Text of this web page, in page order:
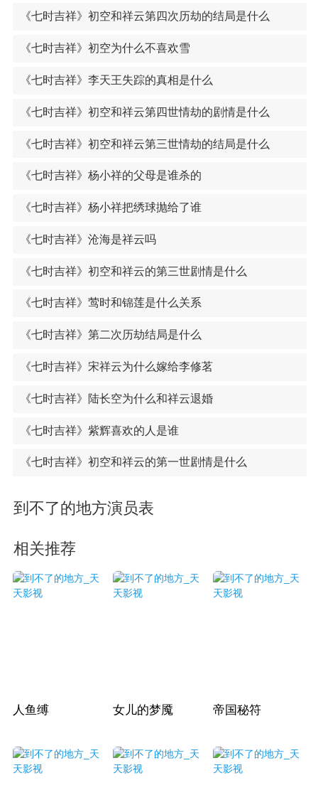
《七时吉祥》初空和祥云第四次历劫的结局是什么
《七时吉祥》初空为什么不喜欢雪
《七时吉祥》李天王失踪的真相是什么
《七时吉祥》初空和祥云第四世情劫的剧情是什么
《七时吉祥》初空和祥云第三世情劫的结局是什么
《七时吉祥》杨小祥的父母是谁杀的
《七时吉祥》杨小祥把绣球抛给了谁
《七时吉祥》沧海是祥云吗
《七时吉祥》初空和祥云的第三世剧情是什么
《七时吉祥》莺时和锦莲是什么关系
《七时吉祥》第二次历劫结局是什么
《七时吉祥》宋祥云为什么嫁给李修茗
《七时吉祥》陆长空为什么和祥云退婚
《七时吉祥》紫辉喜欢的人是谁
《七时吉祥》初空和祥云的第一世剧情是什么
到不了的地方演员表
相关推荐
人鱼缚 女儿的梦魇 帝国秘符